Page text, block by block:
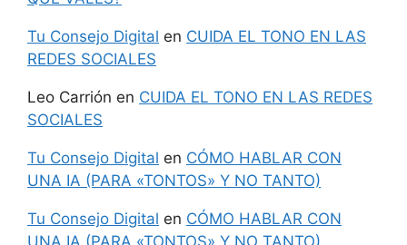
Tu Consejo Digital en CUIDA EL TONO EN LAS
REDES SOCIALES
Leo Carrión en CUIDA EL TONO EN LAS REDES
SOCIALES
Tu Consejo Digital en CÓMO HABLAR CON
UNA IA (PARA «TONTOS» Y NO TANTO)
Tu Consejo Digital en CÓMO HABLAR CON